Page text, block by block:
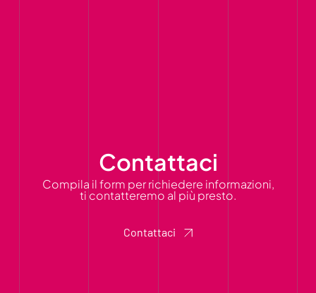
Contattaci
Compila il form per richiedere informazioni,
ti contatteremo al più presto.
Contattaci